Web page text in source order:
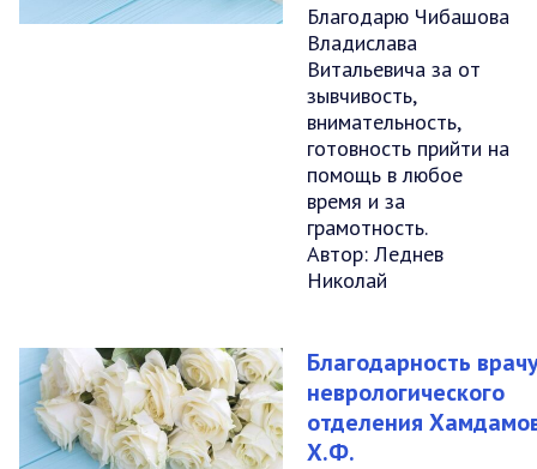
Благодарю Чибашова
Владислава
Витальевича за от
зывчивость,
внимательность,
готовность прийти на
помощь в любое
время и за
грамотность.
Автор: Леднев
Николай
Благодарность
неврологического
отделения
Х.Ф.